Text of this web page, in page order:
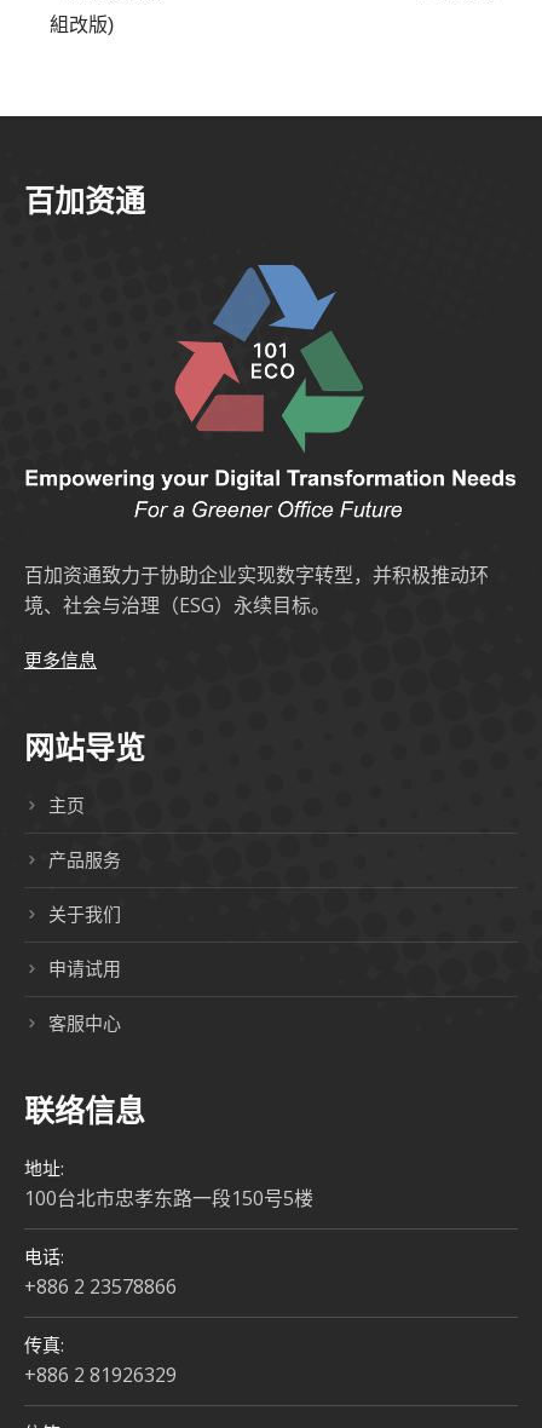
組改版)
百加资通
百加资通致力于协助企业实现数字转型，并积极推动环
境、社会与治理（ESG）永续目标。
更多信息
网站导览
主页
产品服务
关于我们
申请试用
客服中心
联络信息
地址:
100台北市忠孝东路一段150号5楼
电话:
+886 2 23578866
传真:
+886 2 81926329